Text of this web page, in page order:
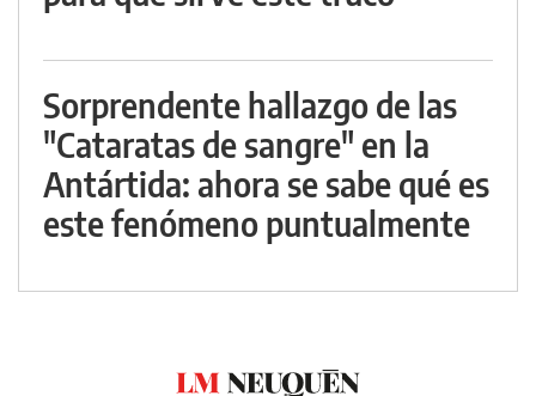
Sorprendente hallazgo de las
"Cataratas de sangre" en la
Antártida: ahora se sabe qué es
este fenómeno puntualmente